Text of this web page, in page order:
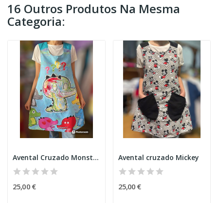
16 Outros Produtos Na Mesma
Categoria:
Avental Cruzado Monstro Confuso
25,00 €
Avental cruzado Mickey
25,00 €